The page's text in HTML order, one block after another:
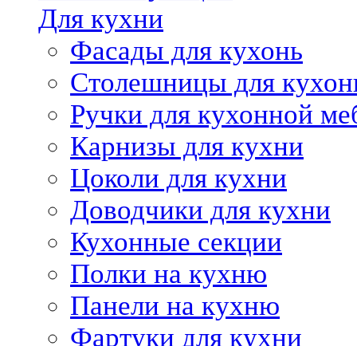
Для кухни
Фасады для кухонь
Столешницы для
Ручки для кухонной
Карнизы для кухни
Цоколи для кухни
Доводчики для кухни
Кухонные секции
Полки на кухню
Панели на кухню
Фартуки для кухни